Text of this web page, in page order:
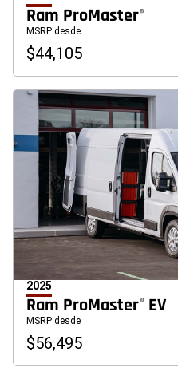
Ram ProMaster®
MSRP desde
$44,105
2025
Ram ProMaster® EV
MSRP desde
$56,495